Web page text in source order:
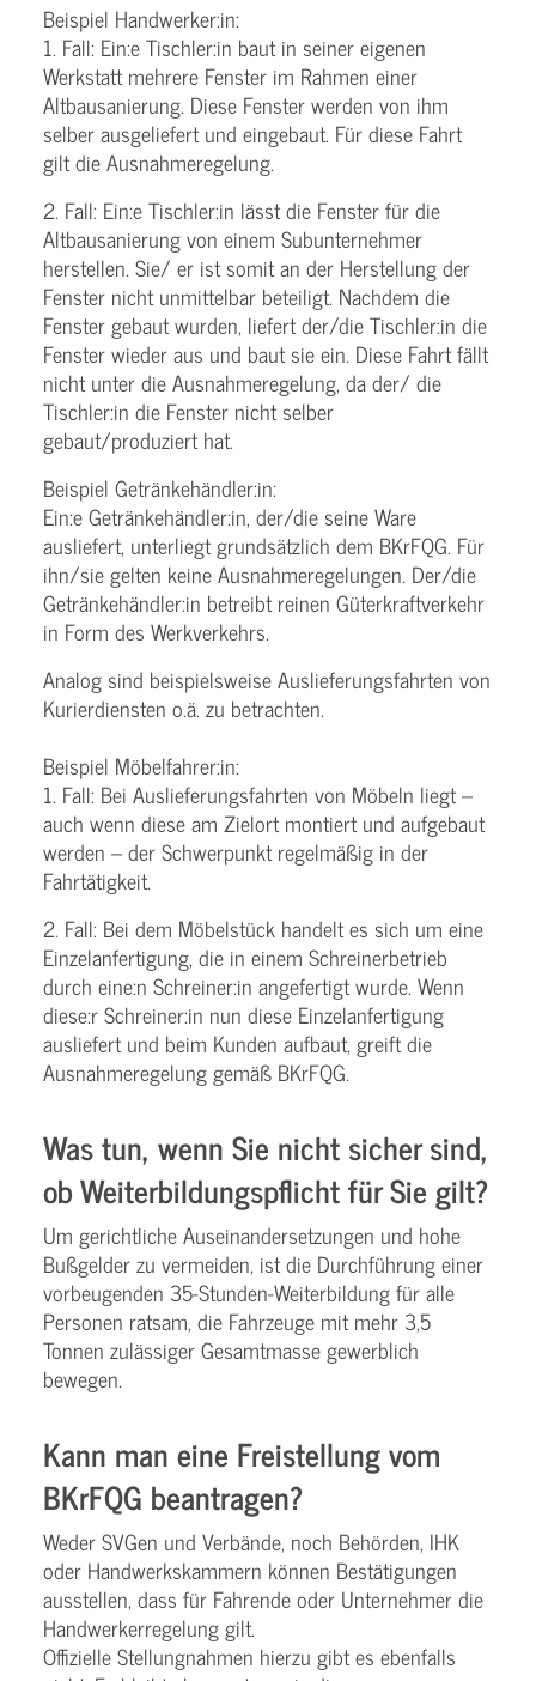
Beispiel Handwerker:in:
1. Fall: Ein:e Tischler:in baut in seiner eigenen
Werkstatt mehrere Fenster im Rahmen einer
Altbausanierung. Diese Fenster werden von ihm
selber ausgeliefert und eingebaut. Für diese Fahrt
gilt die Ausnahmeregelung.
2. Fall: Ein:e Tischler:in lässt die Fenster für die
Altbausanierung von einem Subunternehmer
herstellen. Sie/ er ist somit an der Herstellung der
Fenster nicht unmittelbar beteiligt. Nachdem die
Fenster gebaut wurden, liefert der/die Tischler:in die
Fenster wieder aus und baut sie ein. Diese Fahrt fällt
nicht unter die Ausnahmeregelung, da der/ die
Tischler:in die Fenster nicht selber
gebaut/produziert hat.
Beispiel Getränkehändler:in:
Ein:e Getränkehändler:in, der/die seine Ware
ausliefert, unterliegt grundsätzlich dem BKrFQG. Für
ihn/sie gelten keine Ausnahmeregelungen. Der/die
Getränkehändler:in betreibt reinen Güterkraftverkehr
in Form des Werkverkehrs.
Analog sind beispielsweise Auslieferungsfahrten von
Kurierdiensten o.ä. zu betrachten.
Beispiel Möbelfahrer:in:
1. Fall: Bei Auslieferungsfahrten von Möbeln liegt –
auch wenn diese am Zielort montiert und aufgebaut
werden – der Schwerpunkt regelmäßig in der
Fahrtätigkeit.
2. Fall: Bei dem Möbelstück handelt es sich um eine
Einzelanfertigung, die in einem Schreinerbetrieb
durch eine:n Schreiner:in angefertigt wurde. Wenn
diese:r Schreiner:in nun diese Einzelanfertigung
ausliefert und beim Kunden aufbaut, greift die
Ausnahmeregelung gemäß BKrFQG.
Was tun, wenn Sie nicht sicher sind,
ob Weiterbildungspflicht für Sie gilt?
Um gerichtliche Auseinandersetzungen und hohe
Bußgelder zu vermeiden, ist die Durchführung einer
vorbeugenden 35-Stunden-Weiterbildung für alle
Personen ratsam, die Fahrzeuge mit mehr 3,5
Tonnen zulässiger Gesamtmasse gewerblich
bewegen.
Kann man eine Freistellung vom
BKrFQG beantragen?
Weder SVGen und Verbände, noch Behörden, IHK
oder Handwerkskammern können Bestätigungen
ausstellen, dass für Fahrende oder Unternehmer die
Handwerkerregelung gilt.
Offizielle Stellungnahmen hierzu gibt es ebenfalls